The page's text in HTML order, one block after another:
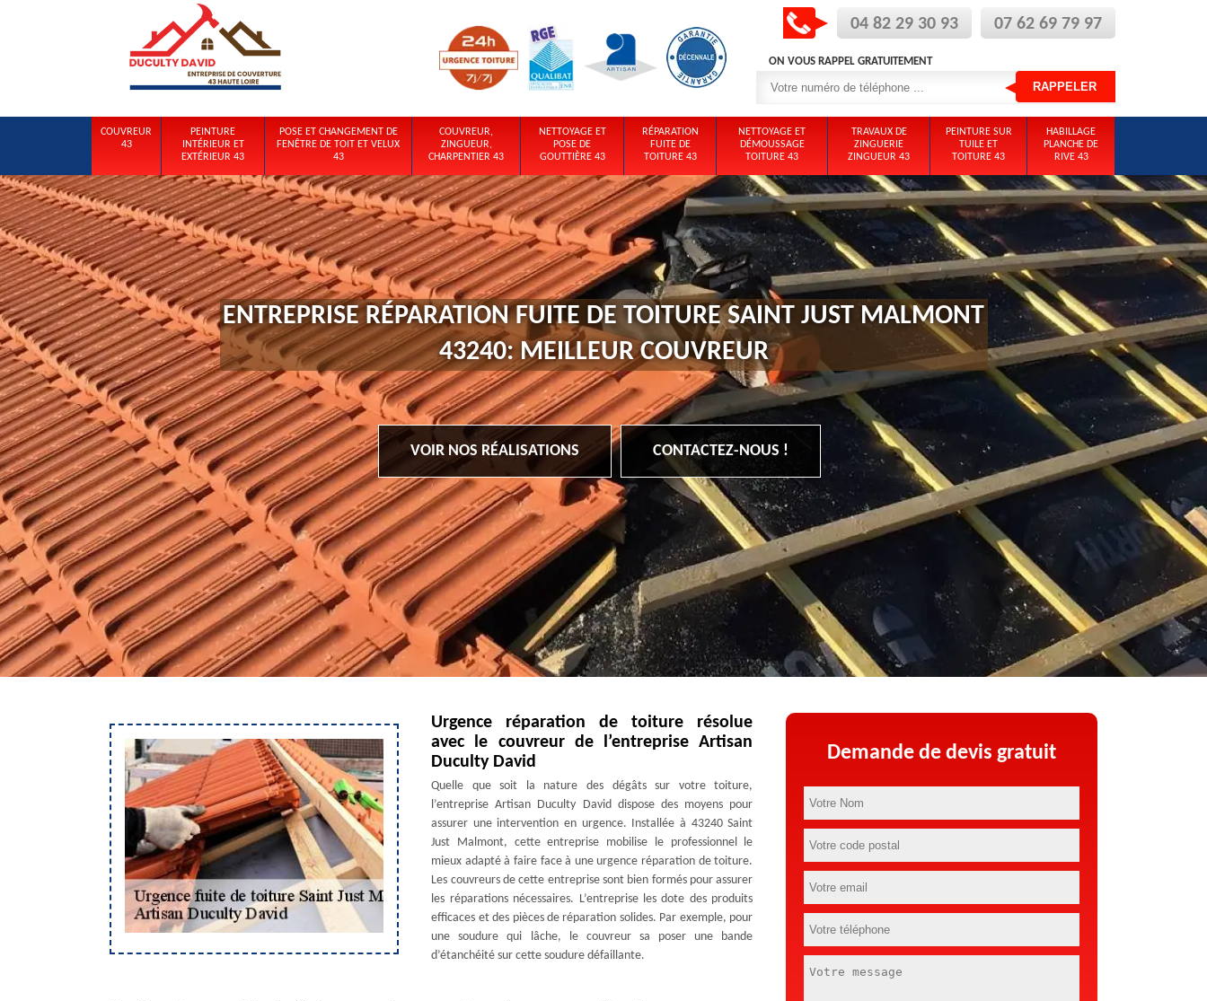
04 82 29 30 93 07 62 69 79 97
ON VOUS RAPPEL GRATUITEMENT
COUVREUR
43
PEINTURE
INTÉRIEUR ET
EXTÉRIEUR 43
POSE ET CHANGEMENT DE
FENÊTRE DE TOIT ET VELUX
43
COUVREUR,
ZINGUEUR,
CHARPENTIER 43
NETTOYAGE ET
POSE DE
GOUTTIÈRE 43
RÉPARATION
FUITE DE
TOITURE 43
NETTOYAGE ET
DÉMOUSSAGE
TOITURE 43
TRAVAUX DE
ZINGUERIE
ZINGUEUR 43
PEINTURE SUR
TUILE ET
TOITURE 43
HABILLAGE
PLANCHE DE
RIVE 43
ENTREPRISE RÉPARATION FUITE DE TOITURE SAINT JUST MALMONT
43240: MEILLEUR COUVREUR
VOIR NOS RÉALISATIONS CONTACTEZ-NOUS !
Urgence réparation de toiture résolue
avec le couvreur de l’entreprise Artisan
Duculty David
Quelle que soit la nature des dégâts sur votre toiture,
l’entreprise Artisan Duculty David dispose des moyens pour
assurer une intervention en urgence. Installée à 43240 Saint
Just Malmont, cette entreprise mobilise le professionnel le
mieux adapté à faire face à une urgence réparation de toiture.
Les couvreurs de cette entreprise sont bien formés pour assurer
les réparations nécessaires. L’entreprise les dote des produits
efficaces et des pièces de réparation solides. Par exemple, pour
une soudure qui lâche, le couvreur sa poser une bande
d’étanchéité sur cette soudure défaillante.
Demande de devis gratuit